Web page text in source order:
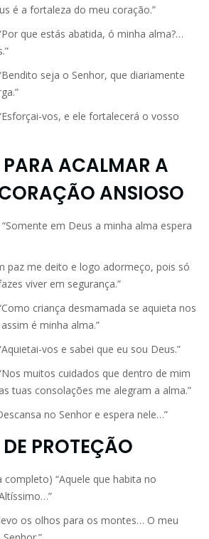
é a fortaleza do meu coração.”
que estás abatida, ó minha alma?…
seja o Senhor, que diariamente
vos, e ele fortalecerá o vosso
ACALMAR A
ANSIOSO
“Somente em Deus a minha alma espera
paz me deito e logo adormeço, pois só
viver em segurança.”
criança desmamada se aquieta nos
é minha alma.”
vos e sabei que eu sou Deus.”
muitos cuidados que dentro de mim
tuas consolações me alegram a alma.”
no Senhor e espera nele…”
PROTEÇÃO
completo) “Aquele que habita no
os olhos para os montes… O meu